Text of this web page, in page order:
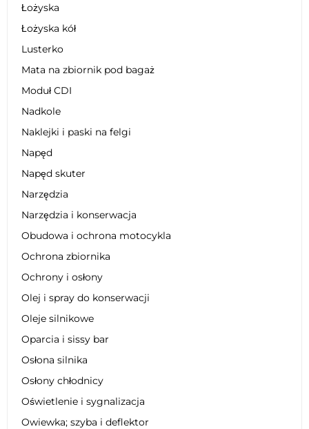
Łożyska
Łożyska kół
Lusterko
Mata na zbiornik pod bagaż
Moduł CDI
Nadkole
Naklejki i paski na felgi
Napęd
Napęd skuter
Narzędzia
Narzędzia i konserwacja
Obudowa i ochrona motocykla
Ochrona zbiornika
Ochrony i osłony
Olej i spray do konserwacji
Oleje silnikowe
Oparcia i sissy bar
Osłona silnika
Osłony chłodnicy
Oświetlenie i sygnalizacja
Owiewka; szyba i deflektor